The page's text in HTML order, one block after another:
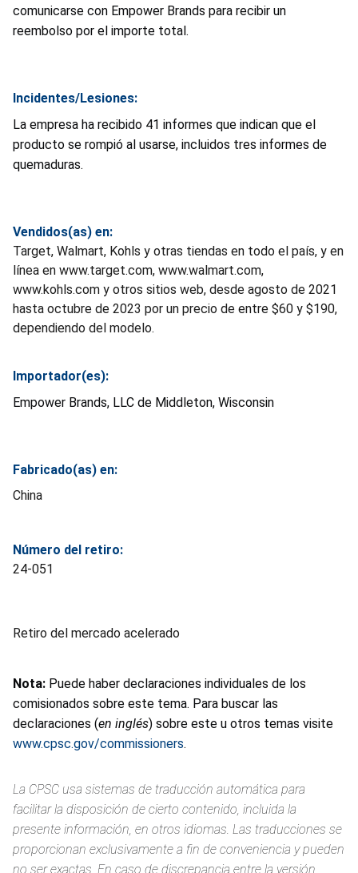
comunicarse con Empower Brands para recibir un
reembolso por el importe total.
Incidentes/Lesiones:
La empresa ha recibido 41 informes que indican que el
producto se rompió al usarse, incluidos tres informes de
quemaduras.
Vendidos(as) en:
Target, Walmart, Kohls y otras tiendas en todo el país, y en
línea en www.target.com, www.walmart.com,
www.kohls.com y otros sitios web, desde agosto de 2021
hasta octubre de 2023 por un precio de entre $60 y $190,
dependiendo del modelo.
Importador(es):
Empower Brands, LLC de Middleton, Wisconsin
Fabricado(as) en:
China
Número del retiro:
24-051
Retiro del mercado acelerado
Nota: Puede haber declaraciones individuales de los
comisionados sobre este tema. Para buscar las
declaraciones (en inglés) sobre este u otros temas visite
www.cpsc.gov/commissioners.
La CPSC usa sistemas de traducción automática para
facilitar la disposición de cierto contenido, incluida la
presente información, en otros idiomas. Las traducciones se
proporcionan exclusivamente a fin de conveniencia y pueden
no ser exactas. En caso de discrepancia entre la versión